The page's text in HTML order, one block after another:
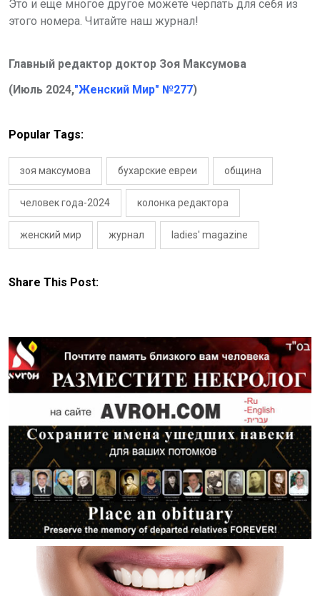
Это и еще многое другое можете черпать для себя из
этого номера. Читайте наш журнал!
Главный редактор доктор Зоя Максумова
(Июль 2024,"Женский Мир" №277)
Popular Tags:
зоя максумова бухарские евреи община
человек года-2024 колонка редактора
женский мир журнал ladies' magazine
Share This Post: